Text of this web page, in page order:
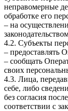
неправомерные
обработке его
– на
4.2. Субъекты
– предоставлять
– сообщать
своих
4.3. Лица,
себе, либо
без согласия
соответствии с